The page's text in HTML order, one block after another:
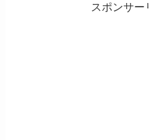
スポンサー